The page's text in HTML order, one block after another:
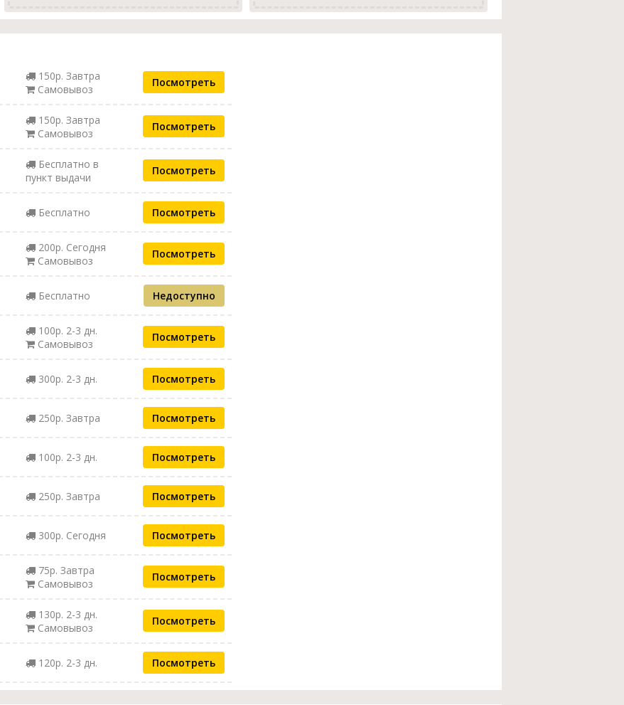
150р. Завтра
Самовывоз
Посмотреть
150р. Завтра
Самовывоз
Посмотреть
Бесплатно в
пункт выдачи
Посмотреть
Бесплатно Посмотреть
200р. Сегодня
Самовывоз
Посмотреть
Бесплатно Недоступно
100р. 2-3 дн.
Самовывоз
Посмотреть
300р. 2-3 дн. Посмотреть
250р. Завтра Посмотреть
100р. 2-3 дн. Посмотреть
250р. Завтра Посмотреть
300р. Сегодня Посмотреть
75р. Завтра
Самовывоз
Посмотреть
130р. 2-3 дн.
Самовывоз
Посмотреть
120р. 2-3 дн. Посмотреть